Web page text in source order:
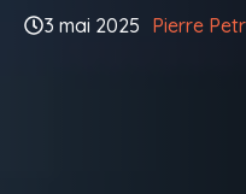
3 mai 2025 Pierre